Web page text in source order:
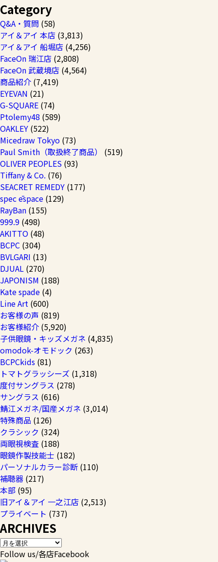
Category
Q&A・質問 (58)
アイ＆アイ 本店 (3,813)
アイ＆アイ 船堀店 (4,256)
FaceOn 瑞江店 (2,808)
FaceOn 武蔵境店 (4,564)
商品紹介 (7,419)
EYEVAN (21)
G-SQUARE (74)
Ptolemy48 (589)
OAKLEY (522)
Micedraw Tokyo (73)
Paul Smith（取扱終了商品）
(519)
OLIVER PEOPLES (93)
Tiffany & Co. (76)
SEACRET REMEDY (177)
spec ēspace (129)
RayBan (155)
999.9 (498)
AKITTO (48)
BCPC (304)
BVLGARI (13)
DJUAL (270)
JAPONISM (188)
Kate spade (4)
Line Art (600)
お客様の声 (819)
お客様紹介 (5,920)
子供眼鏡・キッズメガネ (4,835)
omodok-オモドック (263)
BCPCkids (81)
トマトグラッシーズ (1,318)
度付サングラス (278)
サングラス (616)
鯖江メガネ/国産メガネ (3,014)
特殊商品 (126)
クラシック (324)
両眼視検査 (188)
眼鏡作製技能士 (182)
パーソナルカラー診断 (110)
補聴器 (217)
本部 (95)
旧アイ＆アイ 一之江店 (2,513)
プライベート (737)
ARCHIVES
Follow us/各店Facebook